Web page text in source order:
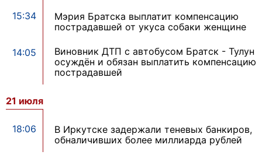
15:34
Мэрия Братска выплатит компенсацию
пострадавшей от укуса собаки женщине
14:05
Виновник ДТП с автобусом Братск - Тулун
осуждён и обязан выплатить компенсацию
пострадавшей
21 июля
18:06
В Иркутске задержали теневых банкиров,
обналичивших более миллиарда рублей